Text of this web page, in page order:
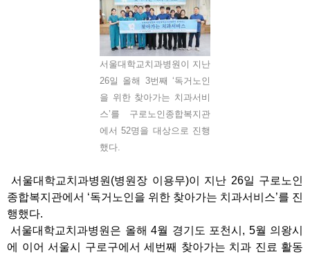
서울대학교치과병원이 지난
26일 올해 3번째 ‘독거노인
을 위한 찾아가는 치과서비
스’를 구로노인종합복지관
에서 52명을 대상으로 진행
했다.
서울대학교치과병원(병원장 이용무)이 지난 26일 구로노인
종합복지관에서 ‘독거노인을 위한 찾아가는 치과서비스’를 진
행했다.
서울대학교치과병원은 올해 4월 경기도 포천시, 5월 의왕시
에 이어 서울시 구로구에서 세번째 찾아가는 치과 진료 활동